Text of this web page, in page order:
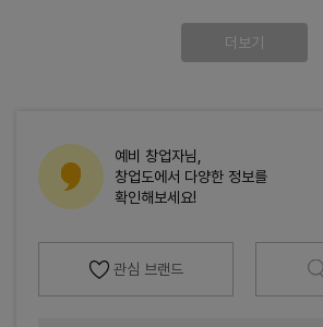
더보기
예비 창업자님,
창업도에서 다양한 정보를
확인해보세요!
관심 브랜드